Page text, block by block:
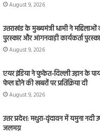
August 9, 2026
उत्तराखंड के मुख्यमंत्री धामी ने
पुरस्कार और आंगनवाड़ी कार्यकर्ता
August 9, 2026
एयर इंडिया ने फुकेत-दिल्ली उड़ान के
फेल होने की खबरों पर प्रतिक्रिया दी
August 9, 2026
उत्तर प्रदेश: मथुरा-वृंदावन में यमुना नदी
जलमग्न